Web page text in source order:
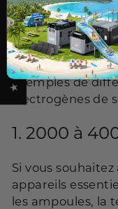
suffisamment
énergétiques,
puissant afin
fonctionnement
exemples de
électrogènes de
1. 2000 à
Si vous
appareils
les ampoules, la